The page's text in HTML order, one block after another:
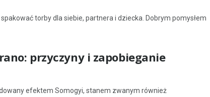
torby dla siebie, partnera i dziecka. Dobrym pomysłem
przyczyny i zapobieganie
efektem Somogyi, stanem zwanym również